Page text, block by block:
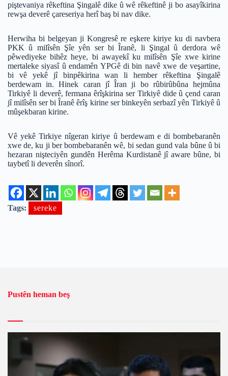
piştevaniya rêkeftina Şingalê dike û wê rêkeftinê ji bo asayîkirina
rewşa deverê çareseriya herî baş bi nav dike.
Herwiha bi belgeyan ji Kongresê re eşkere kiriye ku di navbera
PKK û milîsên Şîe yên ser bi Îranê, li Şingal û derdora wê
pêwediyeke bihêz heye, bi awayekî ku milîsên Şîe xwe kirine
mertaleke siyasî û endamên YPGê di bin navê xwe de veşartine,
bi vê yekê jî binpêkirina wan li hember rêkeftina Şingalê
berdewam in. Hinek caran jî Îran ji bo rûbirûbûna hejmûna
Tirkiyê li deverê, fermana êrîşkirina ser Tirkiyê dide û çend caran
jî milîsên ser bi Îranê êrîş kirine ser binkeyên serbazî yên Tirkiyê û
mûşekbaran kirine.
Vê yekê Tirkiye nîgeran kiriye û berdewam e di bombebaranên
xwe de, ku ji ber bombebaranên wê, bi sedan gund vala bûne û bi
hezaran nişteciyên gundên Herêma Kurdistanê jî aware bûne, bi
taybetî li deverên sînorî.
Tags: sereke
Pustên heman beş